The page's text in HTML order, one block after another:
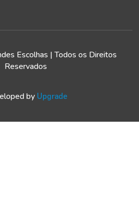
Escolhas | Todos os Direitos
Reservados
by Upgrade